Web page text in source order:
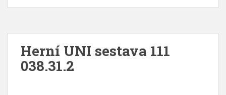
Herní UNI sestava 111
038.31.2